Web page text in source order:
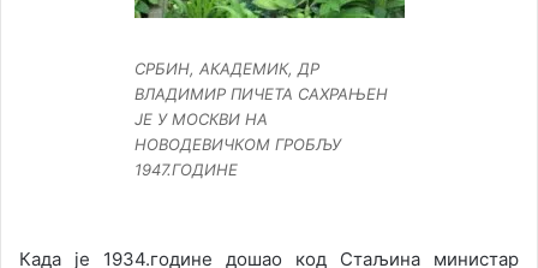
СРБИН, АКАДЕМИК, ДР
ВЛАДИМИР ПИЧЕТА САХРАЊЕН
ЈЕ У МОСКВИ НА
НОВОДЕВИЧКОМ ГРОБЉУ
1947.ГОДИНЕ
Када је 1934.године дошао код Стаљина министар